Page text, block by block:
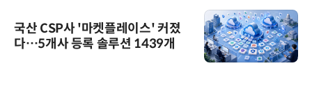
국산 CSP사 '마켓플레이스' 커졌
다…5개사 등록 솔루션 1439개